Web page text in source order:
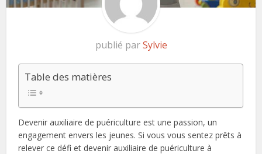
publié parSylvie
Table des matières
Devenir auxiliaire de puériculture est une passion, un
engagement envers les jeunes. Si vous vous sentez prêts à
relever ce défi et devenir auxiliaire de puériculture à